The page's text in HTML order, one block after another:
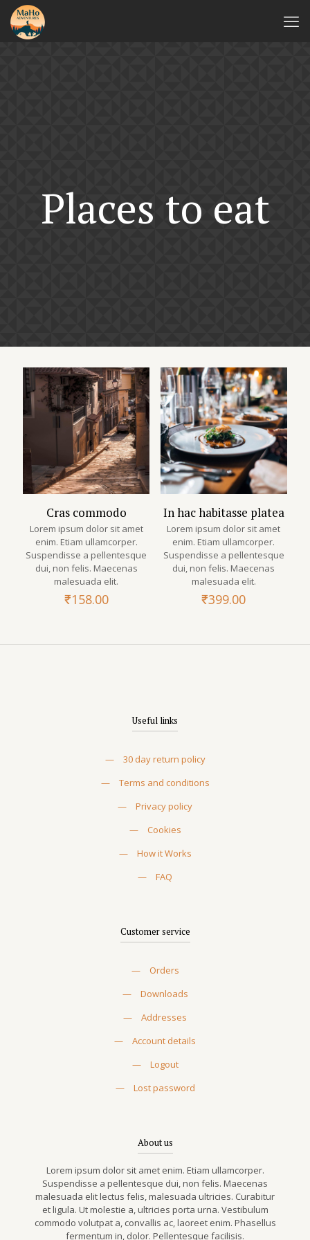
Places to eat
Cras commodo
Lorem ipsum dolor sit amet
enim. Etiam ullamcorper.
Suspendisse a pellentesque
dui, non felis. Maecenas
malesuada elit.
₹158.00
In hac habitasse platea
Lorem ipsum dolor sit amet
enim. Etiam ullamcorper.
Suspendisse a pellentesque
dui, non felis. Maecenas
malesuada elit.
₹399.00
Useful links
—
30 day return policy
—
Terms and conditions
—
Privacy policy
—
Cookies
—
How it Works
—
FAQ
Customer service
—
Orders
—
Downloads
—
Addresses
—
Account details
—
Logout
—
Lost password
About us
Lorem ipsum dolor sit amet enim. Etiam ullamcorper.
Suspendisse a pellentesque dui, non felis. Maecenas
malesuada elit lectus felis, malesuada ultricies. Curabitur
et ligula. Ut molestie a, ultricies porta urna. Vestibulum
commodo volutpat a, convallis ac, laoreet enim. Phasellus
fermentum in, dolor. Pellentesque facilisis.